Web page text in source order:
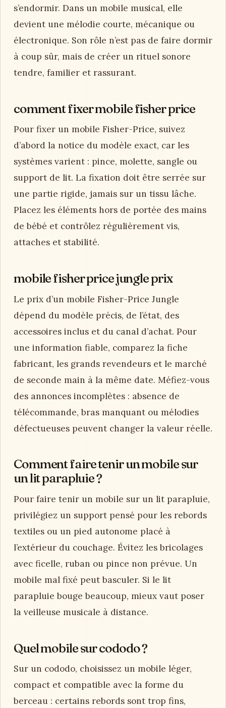
s’endormir. Dans un mobile musical, elle
devient une mélodie courte, mécanique ou
électronique. Son rôle n’est pas de faire dormir
à coup sûr, mais de créer un rituel sonore
tendre, familier et rassurant.
comment fixer mobile fisher price
Pour fixer un mobile Fisher-Price, suivez
d’abord la notice du modèle exact, car les
systèmes varient : pince, molette, sangle ou
support de lit. La fixation doit être serrée sur
une partie rigide, jamais sur un tissu lâche.
Placez les éléments hors de portée des mains
de bébé et contrôlez régulièrement vis,
attaches et stabilité.
mobile fisher price jungle prix
Le prix d’un mobile Fisher-Price Jungle
dépend du modèle précis, de l’état, des
accessoires inclus et du canal d’achat. Pour
une information fiable, comparez la fiche
fabricant, les grands revendeurs et le marché
de seconde main à la même date. Méfiez-vous
des annonces incomplètes : absence de
télécommande, bras manquant ou mélodies
défectueuses peuvent changer la valeur réelle.
Comment faire tenir un mobile sur
un lit parapluie ?
Pour faire tenir un mobile sur un lit parapluie,
privilégiez un support pensé pour les rebords
textiles ou un pied autonome placé à
l’extérieur du couchage. Évitez les bricolages
avec ficelle, ruban ou pince non prévue. Un
mobile mal fixé peut basculer. Si le lit
parapluie bouge beaucoup, mieux vaut poser
la veilleuse musicale à distance.
Quel mobile sur cododo ?
Sur un cododo, choisissez un mobile léger,
compact et compatible avec la forme du
berceau : certains rebords sont trop fins,